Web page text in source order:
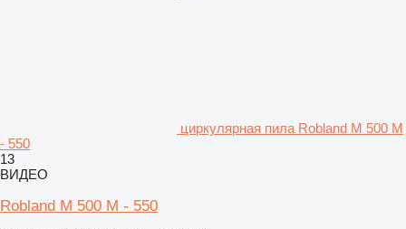
циркулярная пила Robland M 500 M
- 550
13
ВИДЕО
Robland M 500 M - 550